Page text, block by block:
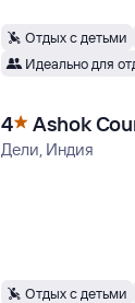
Отдых с детьми
Идеально для
4 Ashok
Дели, Индия
Отдых с детьми